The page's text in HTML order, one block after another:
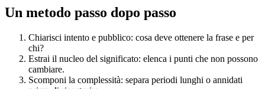
Un metodo passo dopo passo
Chiarisci intento e pubblico: cosa deve ottenere la frase e per
chi?
Estrai il nucleo del significato: elenca i punti che non possono
cambiare.
Scomponi la complessità: separa periodi lunghi o annidati